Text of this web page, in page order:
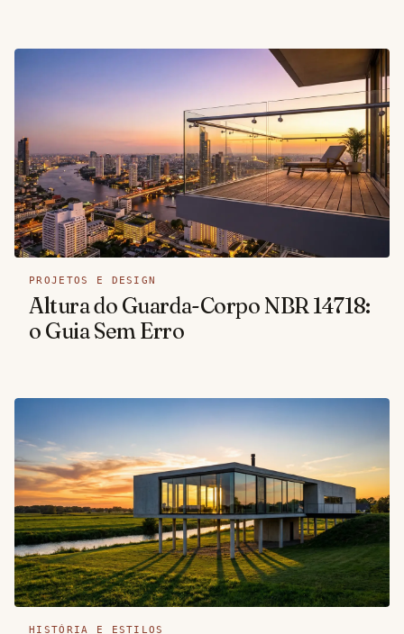
PROJETOS E DESIGN
Altura do Guarda-Corpo NBR 14718:
o Guia Sem Erro
HISTÓRIA E ESTILOS